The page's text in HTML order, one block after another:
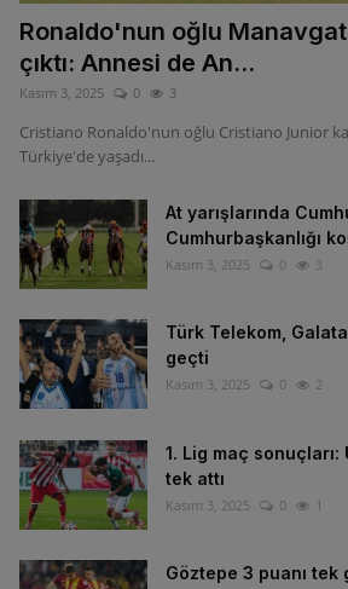
Ronaldo'nun oğlu
çıktı: Annesi de An...
Kasım 3, 2025 0 3
Cristiano Ronaldo'nun oğlu Cristiano Junior
Türkiye'de yaşadı...
At yarışlarında
Cumhurbaşkanlığı
Kasım 3, 2025 0 3
Türk Telekom,
geçti
Kasım 3, 2025 0 2
1. Lig maç
tek attı
Kasım 3, 2025 0 1
Göztepe 3 puanı tek